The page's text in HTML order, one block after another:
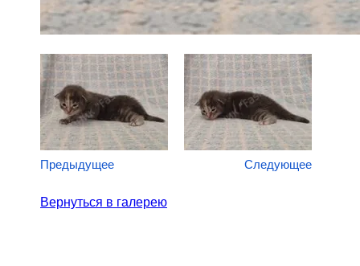
Предыдущее Следующее
Вернуться в галерею